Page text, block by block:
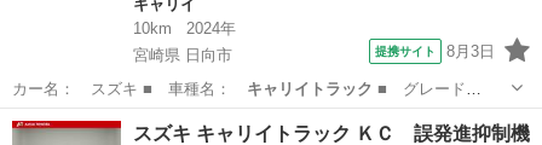
キャリイ
10km
2024年
宮崎県 日向市
提携サイト 8月3日
カー名： スズキ ■ 車種名： キャリイトラック ■ グレード
名： ＫＣエアコン…
宮崎 日向市 キャリイ
スズキ キャリイトラック ＫＣ 誤発進抑制機